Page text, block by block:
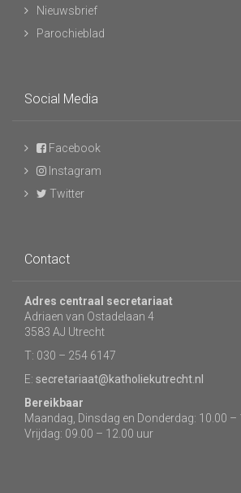
Nieuwsbrief
Parochieblad
Social Media
Facebook
Instagram
Twitter
Contact
Adres centraal secretariaat
Adriaen van Ostadelaan 4
3583 AJ Utrecht
T: 030 – 254 6147
E: secretariaat@katholiekutrecht.nl
Bereikbaar
Maandag, Dinsdag en Donderdag: 10.00 –
Vrijdag: 09.00 – 12.00 uur